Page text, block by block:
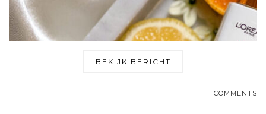
BEKIJK BERICHT
COMMENTS